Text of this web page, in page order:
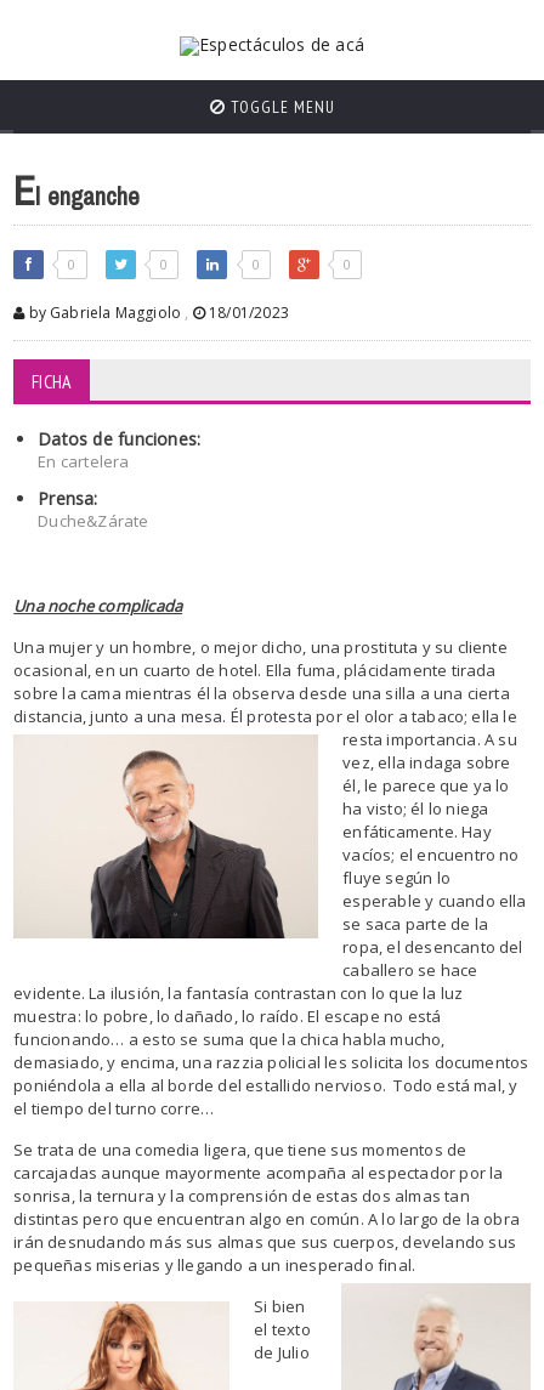
TOGGLE MENU
El enganche
0 0 0 0
by Gabriela Maggiolo , 18/01/2023
FICHA
Datos de funciones:
En cartelera
Prensa:
Duche&Zárate
Una noche complicada
Una mujer y un hombre, o mejor dicho, una prostituta y su cliente
ocasional, en un cuarto de hotel. Ella fuma, plácidamente tirada
sobre la cama mientras él la observa desde una silla a una cierta
distancia, junto a una mesa. Él protesta por el olor a tabaco; ella le
resta importancia. A su
vez, ella indaga sobre
él, le parece que ya lo
ha visto; él lo niega
enfáticamente. Hay
vacíos; el encuentro no
fluye según lo
esperable y cuando ella
se saca parte de la
ropa, el desencanto del
caballero se hace
evidente. La ilusión, la fantasía contrastan con lo que la luz
muestra: lo pobre, lo dañado, lo raído. El escape no está
funcionando… a esto se suma que la chica habla mucho,
demasiado, y encima, una razzia policial les solicita los documentos
poniéndola a ella al borde del estallido nervioso. Todo está mal, y
el tiempo del turno corre…
Se trata de una comedia ligera, que tiene sus momentos de
carcajadas aunque mayormente acompaña al espectador por la
sonrisa, la ternura y la comprensión de estas dos almas tan
distintas pero que encuentran algo en común. A lo largo de la obra
irán desnudando más sus almas que sus cuerpos, develando sus
pequeñas miserias y llegando a un inesperado final.
Si bien
el texto
de Julio